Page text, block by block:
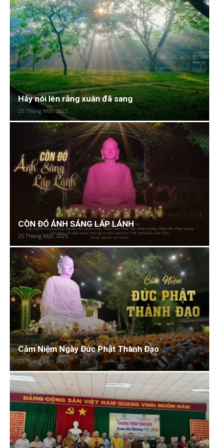
Hãy nói lên rằng xuân đã sang
25 Tháng Một, 2025
CÒN ĐÓ ÁNH SÁNG LẤP LÁNH
25 Tháng Một, 2025
Cảm Niệm Ngày Đức Phật Thành Đạo
25 Tháng Một, 2025